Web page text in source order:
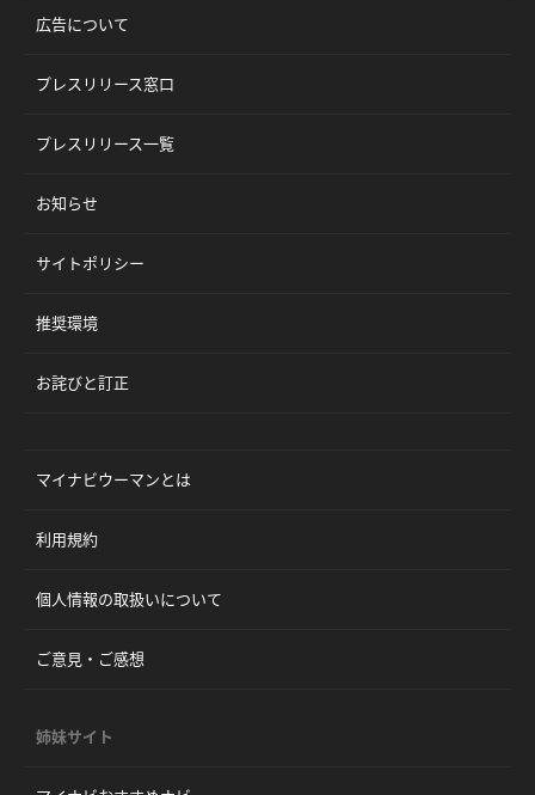
広告について
プレスリリース窓口
プレスリリース一覧
お知らせ
サイトポリシー
推奨環境
お詫びと訂正
マイナビウーマンとは
利用規約
個人情報の取扱いについて
ご意見・ご感想
姉妹サイト